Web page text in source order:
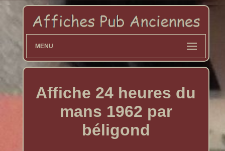
MENU
Affiche 24 heures du
mans 1962 par
béligond